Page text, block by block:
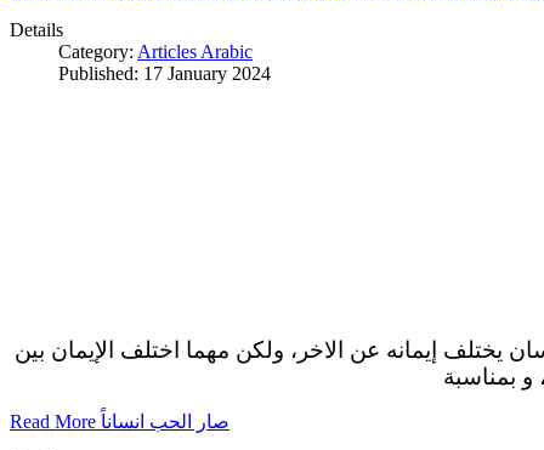
Details
Category: Articles Arabic
Published: 17 January 2024
يختلف إيمانه عن الاخر، ولكن مهما اختلف الإيمان بين
و بمناسبة
Read More صار الحب انساناً